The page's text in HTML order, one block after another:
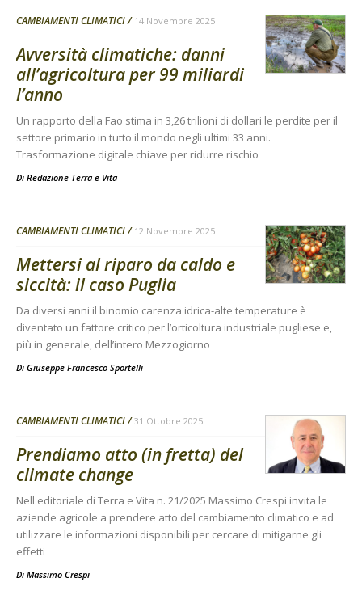
CAMBIAMENTI CLIMATICI 14 Novembre 2025
Avversità climatiche: danni
all’agricoltura per 99 miliardi
l’anno
Un rapporto della Fao stima in 3,26 trilioni di dollari le perdite per il
settore primario in tutto il mondo negli ultimi 33 anni.
Trasformazione digitale chiave per ridurre rischio
Di Redazione Terra e Vita
CAMBIAMENTI CLIMATICI 12 Novembre 2025
Mettersi al riparo da caldo e
siccità: il caso Puglia
Da diversi anni il binomio carenza idrica-alte temperature è
diventato un fattore critico per l’orticoltura industriale pugliese e,
più in generale, dell’intero Mezzogiorno
Di Giuseppe Francesco Sportelli
CAMBIAMENTI CLIMATICI 31 Ottobre 2025
Prendiamo atto (in fretta) del
climate change
Nell'editoriale di Terra e Vita n. 21/2025 Massimo Crespi invita le
aziende agricole a prendere atto del cambiamento climatico e ad
utilizzare le informazioni disponibili per cercare di mitigarne gli
effetti
Di Massimo Crespi